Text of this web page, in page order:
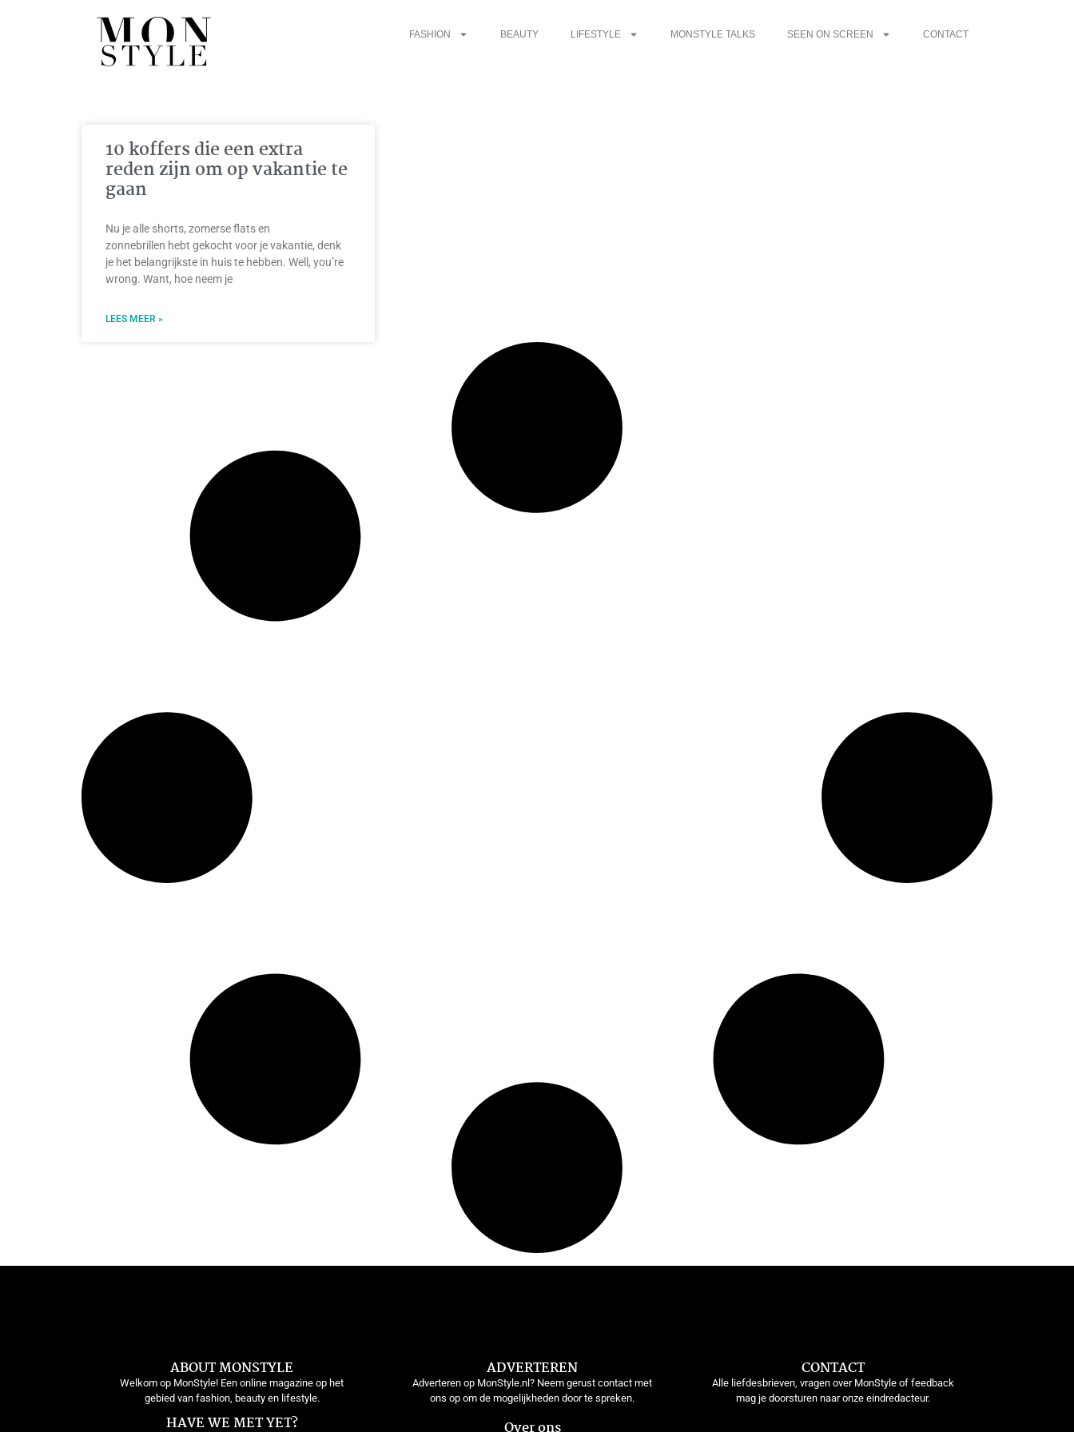
FASHION BEAUTY LIFESTYLE MONSTYLE TALKS SEEN ON SCREEN CONTACT
10 koffers die een extra
reden zijn om op vakantie te
gaan
Nu je alle shorts, zomerse flats en
zonnebrillen hebt gekocht voor je vakantie, denk
je het belangrijkste in huis te hebben. Well, you’re
wrong. Want, hoe neem je
LEES MEER »
ABOUT MONSTYLE
Welkom op MonStyle! Een online magazine op het
gebied van fashion, beauty en lifestyle.
HAVE WE MET YET?
ADVERTEREN
Adverteren op MonStyle.nl? Neem gerust contact met
ons op om de mogelijkheden door te spreken.
CONTACT
Alle liefdesbrieven, vragen over MonStyle of feedback
mag je doorsturen naar onze eindredacteur.